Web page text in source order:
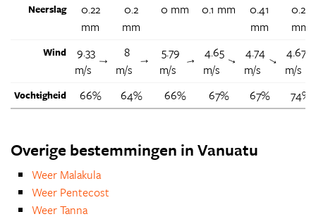
Neerslag
0.22
mm
0.2
mm
0 mm 0.1 mm
0.41
mm
0.27
mm
Wind
9.33
m/s
↑
8
m/s
↑
5.79
m/s
↑
4.65
m/s ↑
4.74
m/s
↑
4.67
m/s
Vochtigheid 66% 64% 66% 67% 67% 74%
Overige bestemmingen in Vanuatu
Weer Malakula
Weer Pentecost
Weer Tanna